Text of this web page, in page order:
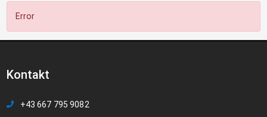
Error
Kontakt
+43 667 795 9082